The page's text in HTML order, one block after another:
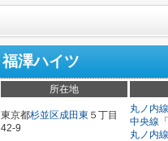
福澤ハイツ
所在地
東京都杉並区成田東 ５丁目
42-9
丸ノ内線
中央線 「
丸ノ内線